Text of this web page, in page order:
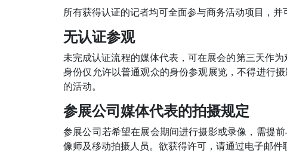
所有获得认证的记者均可全面参与商务活动项目，并
无认证参观
未完成认证流程的媒体代表，可在展会的第三天作
身份仅允许以普通观众的身份参观展览，不得进行
的活动。
参展公司媒体代表的拍摄规定
参展公司若希望在展会期间进行摄影或录像，需提
像师及移动拍摄人员。欲获得许可，请通过电子邮件